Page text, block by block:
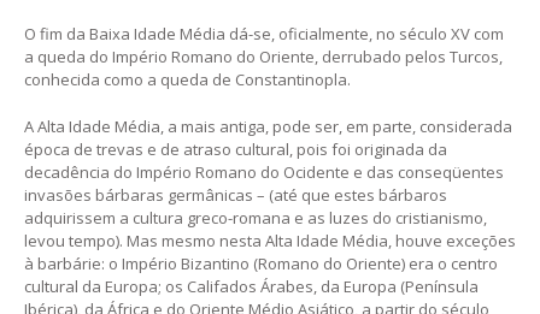
O fim da Baixa Idade Média dá-se, oficialmente, no século XV com
a queda do Império Romano do Oriente, derrubado pelos Turcos,
conhecida como a queda de Constantinopla.
A Alta Idade Média, a mais antiga, pode ser, em parte, considerada
época de trevas e de atraso cultural, pois foi originada da
decadência do Império Romano do Ocidente e das conseqüentes
invasões bárbaras germânicas – (até que estes bárbaros
adquirissem a cultura greco-romana e as luzes do cristianismo,
levou tempo). Mas mesmo nesta Alta Idade Média, houve exceções
à barbárie: o Império Bizantino (Romano do Oriente) era o centro
cultural da Europa; os Califados Árabes, da Europa (Península
Ibérica), da África e do Oriente Médio Asiático, a partir do século